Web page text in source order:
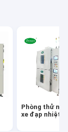
Phòng thử
xe đạp nhiệt